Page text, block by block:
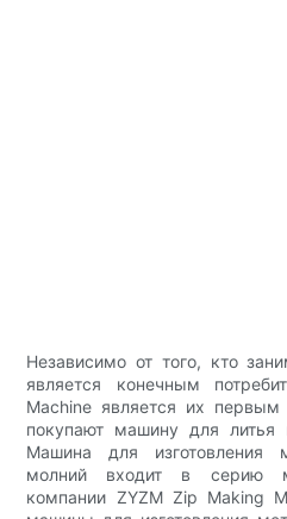
Независимо от того, кто
является конечным
Machine является их
покупают машину для литья
Машина для изготовления
молний входит в серию
компании ZYZM Zip Making